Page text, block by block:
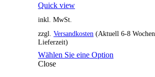
Quick view
inkl. MwSt.
zzgl. Versandkosten (Aktuell 6-8 Wochen
Lieferzeit)
Wählen Sie eine Option
Close